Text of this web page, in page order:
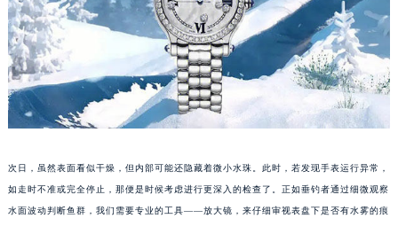
青岛市南区山东路6号华润大厦B座22层04室（需提前预约）
烟台市芝罘区胜利路139号万达金融中心A座907室（需提前预约）
长春市朝阳区西安大路727号中银大厦A座(旺进大厦)18层09室（需提前预约）
贵阳市南明区都司高架桥路33号亨特国际金融中心14楼14D（需提前预约）
昆明市盘龙区北京路928号同德昆明广场写字楼10层06室（需提前预约）
西安市碑林区南关正街88号华侨城长安国际中心E座6楼10室（需提前预约）
海口市龙华区金贸东路5号海口华润大厦B座17层1707室（需提前预约）
唐山市路南区新华东道100号万达广场写字楼A座10层1002室（需提前预约）
次日，虽然表面看似干燥，但内部可能还隐藏着微小水珠。此时，若发现手表运行异常，
如走时不准或完全停止，那便是时候考虑进行更深入的检查了。正如垂钓者通过细微观察
水面波动判断鱼群，我们需要专业的工具——放大镜，来仔细审视表盘下是否有水雾的痕